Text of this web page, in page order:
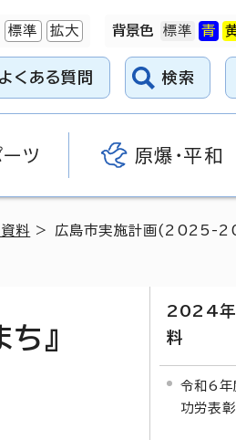
標準 拡大 背景色
よくある質問 検索
ーツ 原爆・平和
料 > 広島市実施計画(2025-
』
2024年
料
令和6年
功労表彰